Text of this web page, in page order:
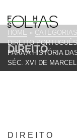
DIREITO
HOME »
DIREITO
PARA A HISTÓRIA
SÉC. XVI DE
DIREITO